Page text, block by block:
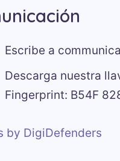
Escribe a
Descarga nuestra
Fingerprint: B54F
by DigiDefenders